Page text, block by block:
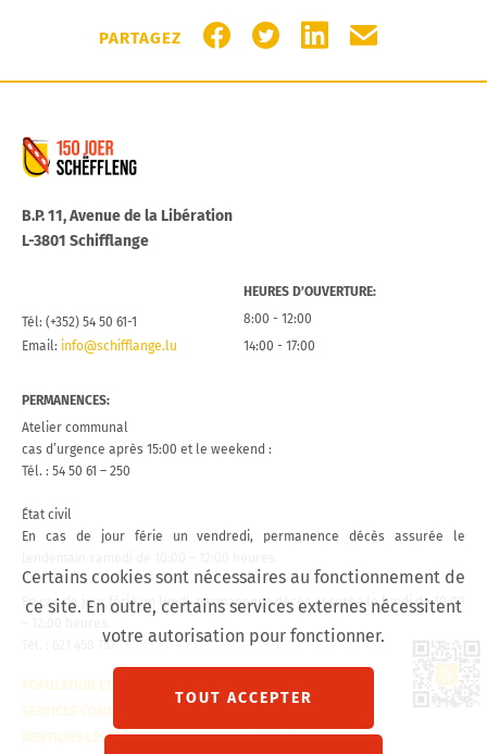
Lien
PARTAGEZ
PARTAGER SUR FACEBOOK
PARTAGER SUR TWITTER
PARTAGER SUR
PARTAGER
B.P. 11, Avenue de la Libération
L-3801 Schifflange
Tél: (+352) 54 50 61-1
Email: info@schifflange.lu
HEURES D’OUVERTURE:
8:00 - 12:00
14:00 - 17:00
PERMANENCES:
Atelier communal
cas d’urgence après 15:00 et le weekend :
Tél. : 54 50 61 – 250
État civil
En cas de jour férie un vendredi, permanence décès assurée le
En cas de jour férié un lundi, permanence décès assurée le lundi de 10:00
Tél. : 621 458 757
POPULATION ET ÉTAT CIVIL
SERVICES COMMUNAUX
MENTIONS LÉGALES
SITEMAP
Certains cookies sont nécessaires au fonctionnement de
ce site. En outre, certains services externes nécessitent
votre autorisation pour fonctionner.
TOUT ACCEPTER